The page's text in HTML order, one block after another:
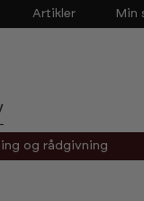
Artikler Min
og rådgivning